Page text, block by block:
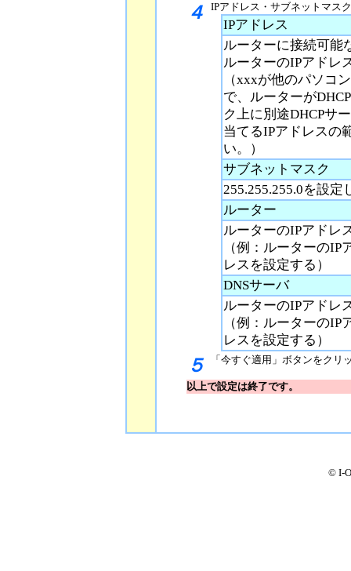
４ IPアドレス・サブネットマス
IPアドレス
ルーターに接続可能
ルーターのIPアドレ
（xxxが他のパソコ
で、ルーターが
ク上に別途DHCPサ
当てるIPアドレスの
い。）
サブネットマスク
255.255.255.0を設定
ルーター
ルーターのIPアドレ
（例：ルーターのIP
レスを設定する）
DNSサーバ
ルーターのIPアドレ
（例：ルーターのIP
レスを設定する）
５ 「今すぐ適用」ボタンをクリ
以上で設定は終了です。
© I-